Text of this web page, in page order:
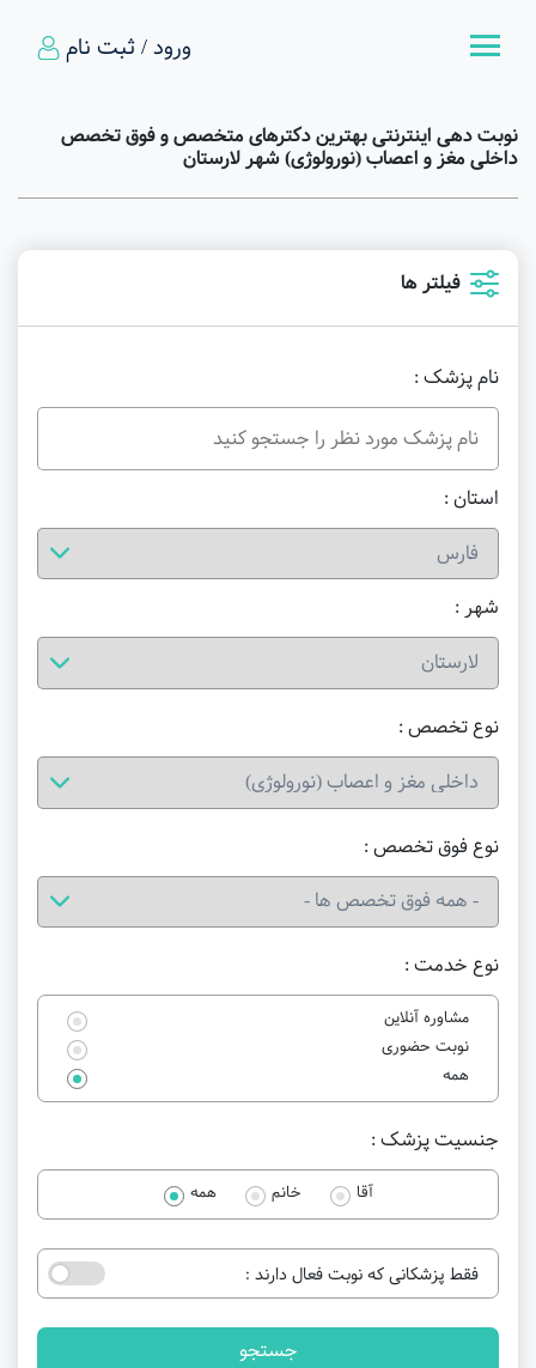
ورود / ثبت نام
نوبت دهی اینترنتی بهترین دکترهای متخصص و فوق تخصص
داخلی مغز و اعصاب (نورولوژی) شهر لارستان
فیلتر ها
نام پزشک :
استان :
شهر :
نوع خدمت :
مشاوره آنلاین
نوبت حضوری
همه
نوع تخصص :
نوع فوق تخصص :
جنسیت پزشک :
آقا خانم همه
فقط پزشکانی که نوبت فعال دارند :
جستجو